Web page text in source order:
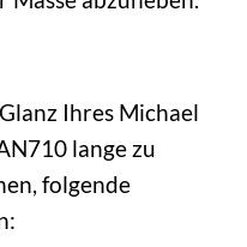
Ihres Michael
lange zu
folgende